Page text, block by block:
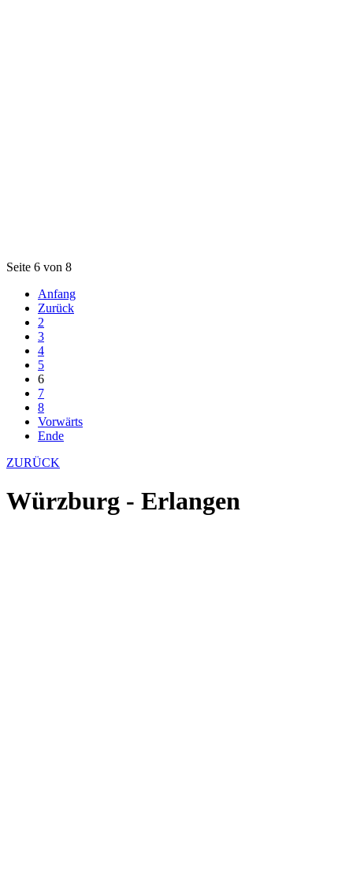
Seite 6 von 8
Anfang
Zurück
2
3
4
5
6
7
8
Vorwärts
Ende
ZURÜCK
Würzburg - Erlangen